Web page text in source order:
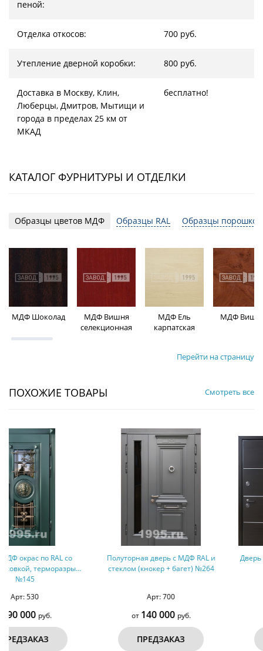
пеной:
Отделка откосов: 700 руб.
Утепление дверной коробки: 800 руб.
Доставка в Москву, Клин,
Люберцы, Дмитров, Мытищи и
города в пределах 25 км от
МКАД
бесплатно!
КАТАЛОГ ФУРНИТУРЫ И ОТДЕЛКИ
Образцы цветов МДФ Образцы RAL Образцы
МДФ Шоколад
МДФ Вишня
селекционная
МДФ Ель
карпатская
МДФ
Перейти на страницу
ПОХОЖИЕ ТОВАРЫ Смотреть все
Полуторная дверь с МДФ RAL и
стеклом (кнокер + багет) №264
от140 000
ПРЕДЗАКАЗ
Дверь с МДФ с двух сторон №179
от45 000
ПРЕДЗАКАЗ